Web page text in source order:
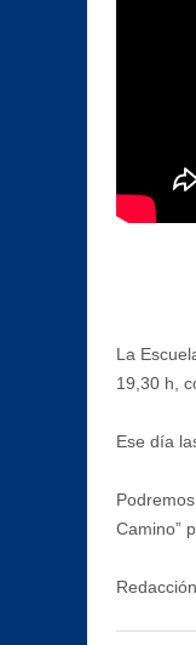
La
19,30 h,
Ese día
Camino”